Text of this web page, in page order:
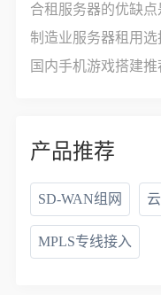
合租服务器的优缺
制造业服务器租用
国内手机游戏搭建
产品推荐
SD-WAN组网
MPLS专线接入